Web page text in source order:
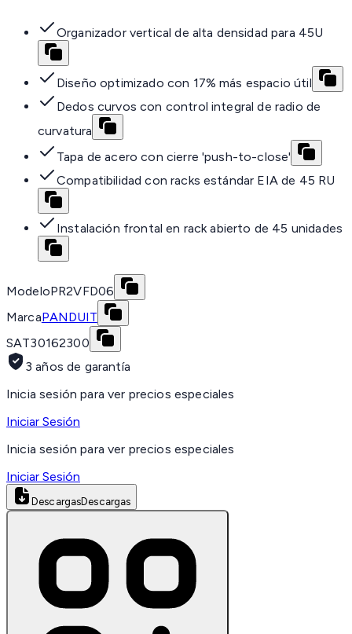
Organizador vertical de alta densidad para 45U
Diseño optimizado con 17% más espacio útil
Dedos curvos con control integral de radio de
curvatura
Tapa de acero con cierre 'push-to-close'
Compatibilidad con racks estándar EIA de 45 RU
Instalación frontal en rack abierto de 45 unidades
ModeloPR2VFD06
MarcaPANDUIT
SAT30162300
3 años de garantía
Inicia sesión para ver precios especiales
Iniciar Sesión
Inicia sesión para ver precios especiales
Iniciar Sesión
DescargasDescargas